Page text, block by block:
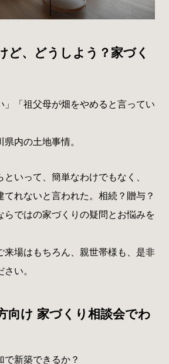
ど、どうしよう？家づく
」「祖父母が畑をやめると言ってい
内の土地事情。
いって、簡単なわけでもなく、
てれないと言われた。相続？贈与？
らではの家づくりの疑問とお悩みを
来場はもちろん、親世帯様も、是非
い。
向け 家づくり相談会でわ
で新築できるか？